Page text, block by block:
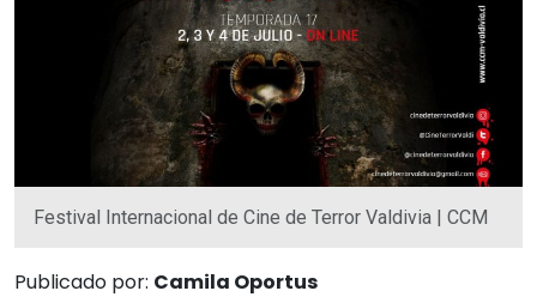
Festival Internacional de Cine de Terror Valdivia | CCM
Publicado por: Camila Oportus